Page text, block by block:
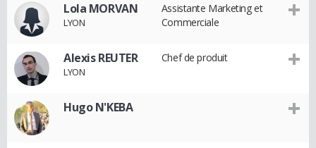
Lola MORVAN
LYON
Assistante Marketing et
Commerciale
Alexis REUTER
LYON
Chef de produit
Hugo N'KEBA